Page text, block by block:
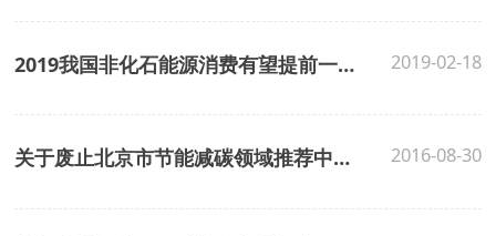
2019我国非化石能源消费有望提前一年实现占比15%的规划目标 2019-02-18
关于废止北京市节能减碳领域推荐中介咨询机构有关文件的通知 2016-08-30